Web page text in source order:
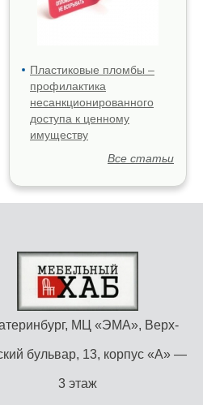
Пластиковые пломбы –
профилактика
несанкционированного
доступа к ценному
имуществу
Все статьи
МЦ «ЭМА», Верх-
бульвар, 13, корпус «А» —
3 этаж